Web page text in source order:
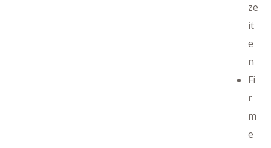
ze
it
e
n
Fi
r
m
e